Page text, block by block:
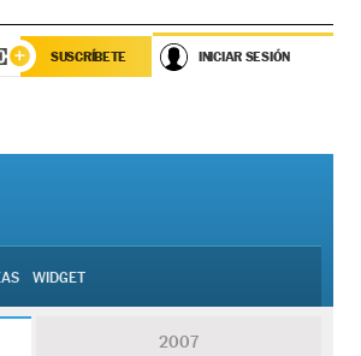
SUSCRÍBETE INICIAR SESIÓN
WIDGET
2007